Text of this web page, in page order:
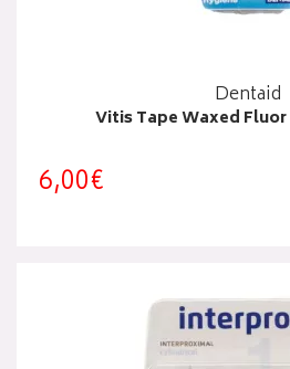
Dentaid
Vitis Tape Waxed Fluor
6,00€